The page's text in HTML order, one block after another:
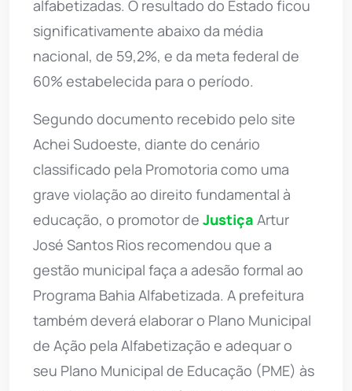
alfabetizadas. O resultado do Estado ficou
significativamente abaixo da média
nacional, de 59,2%, e da meta federal de
60% estabelecida para o período.
Segundo documento recebido pelo site
Achei Sudoeste, diante do cenário
classificado pela Promotoria como uma
grave violação ao direito fundamental à
educação, o promotor de Justiça Artur
José Santos Rios recomendou que a
gestão municipal faça a adesão formal ao
Programa Bahia Alfabetizada. A prefeitura
também deverá elaborar o Plano Municipal
de Ação pela Alfabetização e adequar o
seu Plano Municipal de Educação (PME) às